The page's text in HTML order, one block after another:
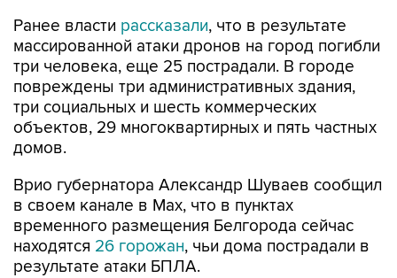
Ранее власти рассказали, что в результате
массированной атаки дронов на город погибли
три человека, еще 25 пострадали. В городе
повреждены три административных здания,
три социальных и шесть коммерческих
объектов, 29 многоквартирных и пять частных
домов.
Врио губернатора Александр Шуваев сообщил
в своем канале в Мах, что в пунктах
временного размещения Белгорода сейчас
находятся 26 горожан, чьи дома пострадали в
результате атаки БПЛА.